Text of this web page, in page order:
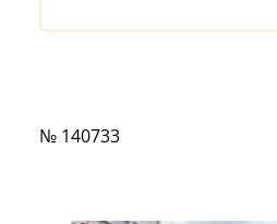
№ 140733